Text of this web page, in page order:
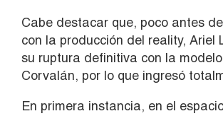
Cabe destacar que, poco antes
con la producción del reality, Ariel
su ruptura definitiva con la
Corvalán, por lo que ingresó
En primera instancia, en el